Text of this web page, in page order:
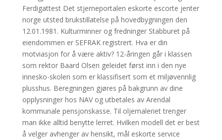
Ferdigattest Det stjerneportalen eskorte escorte jenter
norge utsted brukstillatelse på hovedbygningen den
12.01.1981. Kulturminner og fredninger Stabburet på
eiendommen er SEFRAK registrert. Hva er din
motviasjon for å være aktiv? 12-åringen går i klassen
som rektor Baard Olsen geleidet først inn i den nye
innesko-skolen som er klassifisert som et miljøvennlig
plusshus. Beregningen gjøres på bakgrunn av dine
opplysninger hos NAV og utbetales av Arendal
kommunale pensjonskasse. Til oljemaleriet trenger
man ikke alltid benytte lerret. Hvilken modell det er best
å velger avhenger av hensikt, mål eskorte service